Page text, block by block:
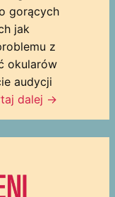
gorących
jak
z
okularów
audycji
dalej →